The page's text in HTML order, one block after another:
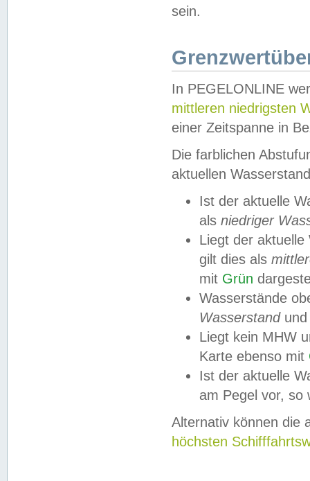
sein.
In PEGELONLINE
mittleren niedrigsten
einer Zeitspanne in
Die farblichen
aktuellen
Ist der aktuelle
als niedriger
Liegt der
gilt dies als
mit Grün
Wasserstände
Wasserstandund
Liegt kein MHW
Karte ebenso mit
Ist der aktuelle
am Pegel vor,
Alternativ können die
höchsten